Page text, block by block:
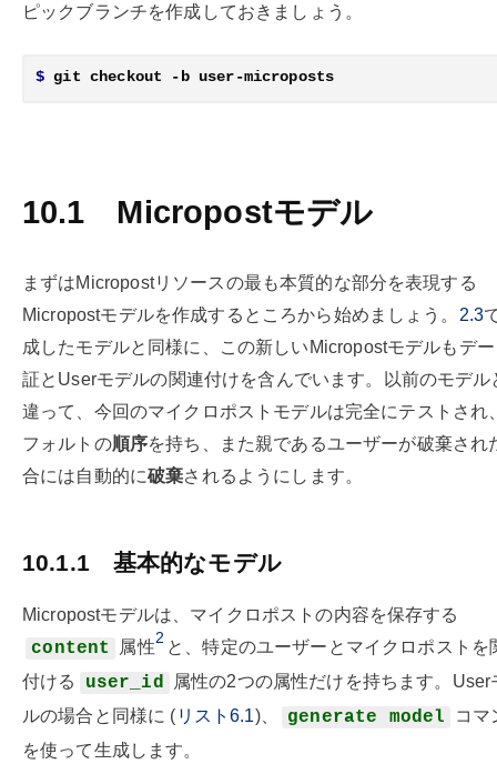
ピックブランチを作成しておきましょう。
$
10.1 Micropostモデル
まずはMicropostリソースの最も本質的な部分を表現する
Micropostモデルを作成するところから始めましょう。 2.3
成したモデルと同様に、この新しいMicropostモデルもデ
証とUserモデルの関連付けを含んでいます。以前のモデル
違って、今回のマイクロポストモデルは完全にテストされ
フォルトの順序を持ち、また親であるユーザーが破棄され
合には自動的に破棄されるようにします。
10.1.1 基本的なモデル
Micropostモデルは、マイクロポストの内容を保存する
content 属性2 と、特定のユーザーとマイクロポストを
付ける
user_id
属性の2つの属性だけを持ちます。User
ルの場合と同様に ( リスト6.1)、 generate model
コマ
を使って生成します。